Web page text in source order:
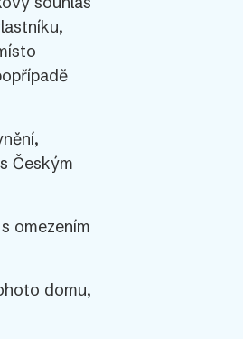
Českým
omezením
domu,